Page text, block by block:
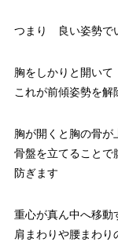
つまり 良い姿勢で
胸をしかりと開い
これが前傾姿勢を
胸が開くと胸の骨が
骨盤を立てることで
防ぎます
重心が真ん中へ移動
肩まわりや腰まわり